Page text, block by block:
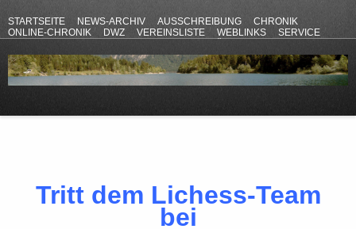
STARTSEITE NEWS-ARCHIV AUSSCHREIBUNG
CHRONIK
ONLINE-CHRONIK
DWZ VEREINSLISTE WEBLINKS
SERVICE
Tritt dem Lichess-Team
bei